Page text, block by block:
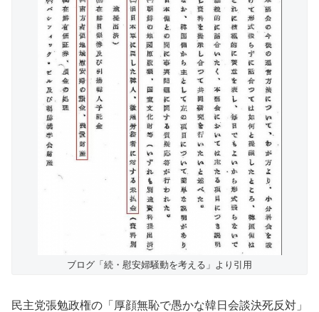
ブログ「続・慰安婦騒動を考える」より引用
民主党張勉政権の「厚顔無恥で愚かな韓日会談決死反対」